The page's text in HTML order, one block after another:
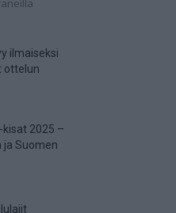
ilmaiseksi
ottelun
kisat 2025 –
ja Suomen